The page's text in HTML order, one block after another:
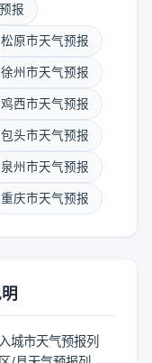
报
松原市天气预报
徐州市天气预报
鸡西市天气预报
包头市天气预报
泉州市天气预报
重庆市天气预报
城市天气预报列